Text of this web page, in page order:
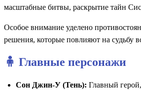
масштабные битвы, раскрытие тайн
Особое внимание уделено
решения, которые повлияют на судьбу
🧍 Главные персонажи
Сон Джин-У (Тень): Главный